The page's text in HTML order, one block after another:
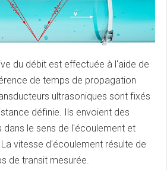
du débit est effectuée à l'aide de
de temps de propagation
ultrasoniques sont fixés
définie. Ils envoient des
dans le sens de l'écoulement et
vitesse d'écoulement résulte de
de transit mesurée.